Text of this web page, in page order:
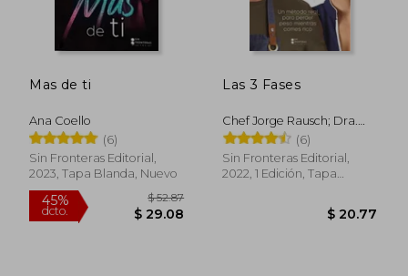
Mas de ti
Ana Coello
(6)
Sin Fronteras Editorial,
2023, Tapa Blanda, Nuevo
Las 3 Fases
Chef Jorge Rausch; Dra.
Marcela Escobar
(6)
Sin Fronteras Editorial,
2022, 1 Edición, Tapa